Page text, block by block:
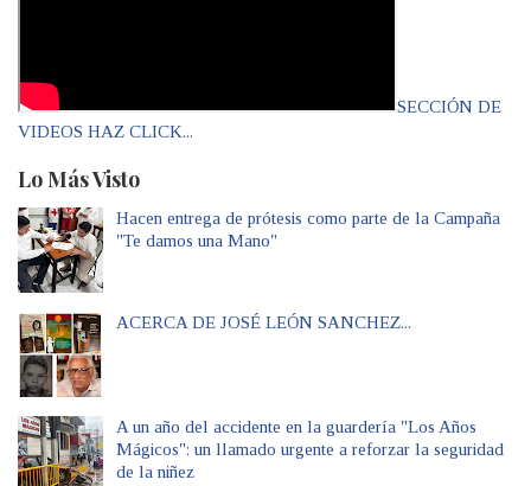
SECCIÓN DE
VIDEOS HAZ CLICK...
Lo Más Visto
Hacen entrega de prótesis como parte de la Campaña
"Te damos una Mano"
ACERCA DE JOSÉ LEÓN SANCHEZ...
A un año del accidente en la guardería "Los Años
Mágicos": un llamado urgente a reforzar la seguridad
de la niñez